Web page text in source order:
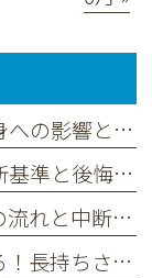
歯周病、放置するとどうなる？全身への影響と今すぐ始めるべき予防策
妊娠前の親知らずは抜くべき？判断基準と後悔しないタイミングを解説
マウスピース矯正中に虫歯？治療の流れと中断リスク、予防法を解説
インプラントはセルフケアで変わる！長持ちさせる毎日の習慣と定期検診